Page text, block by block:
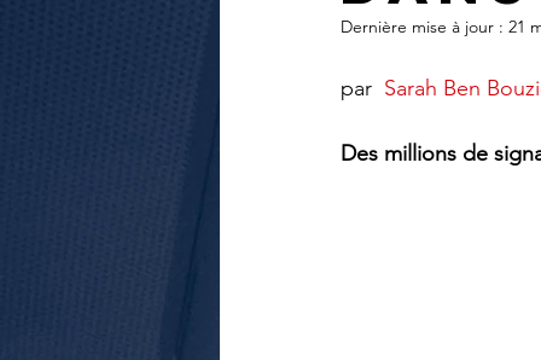
journal d'un enquêteur
Dernière mise à jour : 21
par Sarah Ben
Des millions de